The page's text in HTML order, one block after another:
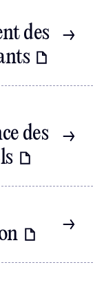
des
des